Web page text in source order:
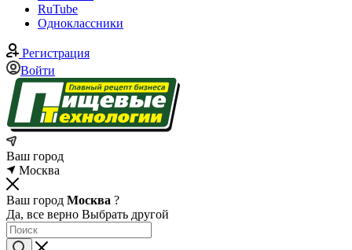
RuTube
Одноклассники
Регистрация
Войти
Ваш город
Москва
Ваш город Москва ?
Да, все верно Выбрать другой